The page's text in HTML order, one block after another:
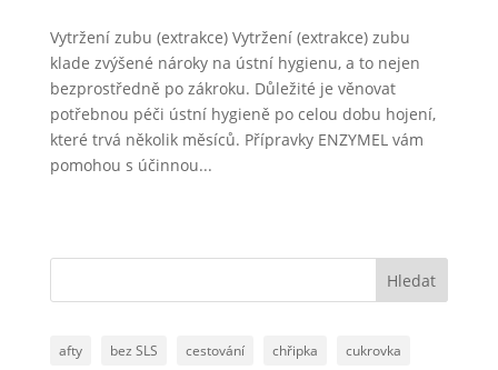
Vytržení zubu (extrakce) Vytržení (extrakce) zubu
klade zvýšené nároky na ústní hygienu, a to nejen
bezprostředně po zákroku. Důležité je věnovat
potřebnou péči ústní hygieně po celou dobu hojení,
které trvá několik měsíců. Přípravky ENZYMEL vám
pomohou s účinnou...
Hledat
afty bez SLS cestování chřipka
cukrovka